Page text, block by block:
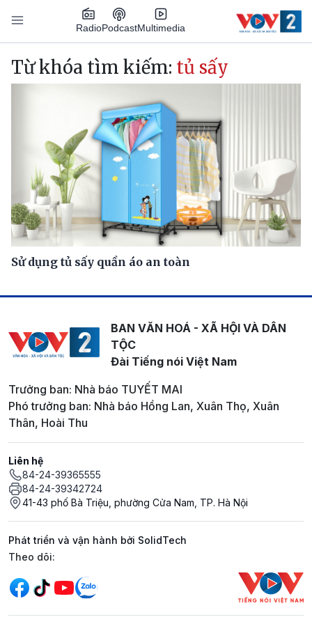
Nhảy đến nội dung
RadioPodcastMultimedia
Main navigation
Từ khóa tìm kiếm: tủ sấy
Sử dụng tủ sấy quần áo an toàn
BAN VĂN HOÁ - XÃ HỘI VÀ DÂN
TỘC
Đài Tiếng nói Việt Nam
Trưởng ban: Nhà báo TUYẾT MAI
Phó trưởng ban: Nhà báo Hồng Lan, Xuân Thọ, Xuân
Thân, Hoài Thu
Liên hệ
84-24-39365555
84-24-39342724
41-43 phố Bà Triệu, phường Cửa Nam, TP. Hà Nội
Phát triển và vận hành bởi SolidTech
Mạng xã hội
Theo dõi: